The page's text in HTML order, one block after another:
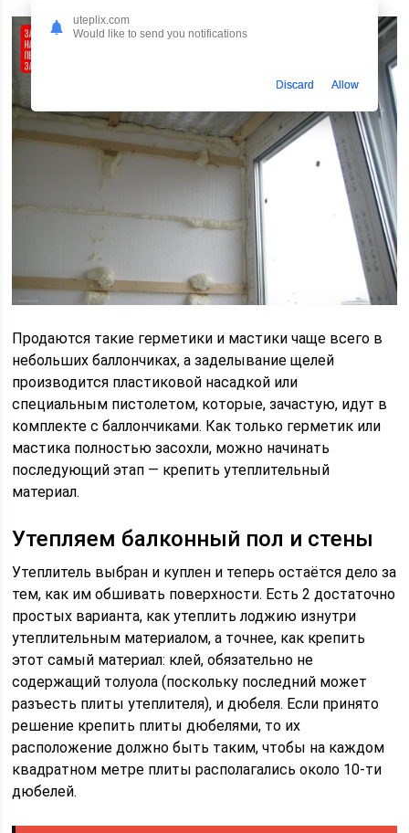
Продаются такие герметики и мастики чаще всего в
небольших баллончиках, а заделывание щелей
производится пластиковой насадкой или
специальным пистолетом, которые, зачастую, идут в
комплекте с баллончиками. Как только герметик или
мастика полностью засохли, можно начинать
последующий этап — крепить утеплительный
материал.
Утепляем балконный пол и стены
Утеплитель выбран и куплен и теперь остаётся дело за
тем, как им обшивать поверхности. Есть 2 достаточно
простых варианта, как утеплить лоджию изнутри
утеплительным материалом, а точнее, как крепить
этот самый материал: клей, обязательно не
содержащий толуола (поскольку последний может
разъесть плиты утеплителя), и дюбеля. Если принято
решение крепить плиты дюбелями, то их
расположение должно быть таким, чтобы на каждом
квадратном метре плиты располагались около 10-ти
дюбелей.
uteplix.com
Would like to send you notifications
Discard Allow